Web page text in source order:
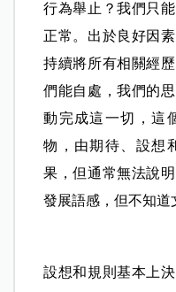
行為舉止？我們只
正常。出於良好因
持續將所有相關經
們能自處，我們的
動完成這一切，這
物，由期待、設想
果，但通常無法說
發展語感，但不知道
設想和規則基本上